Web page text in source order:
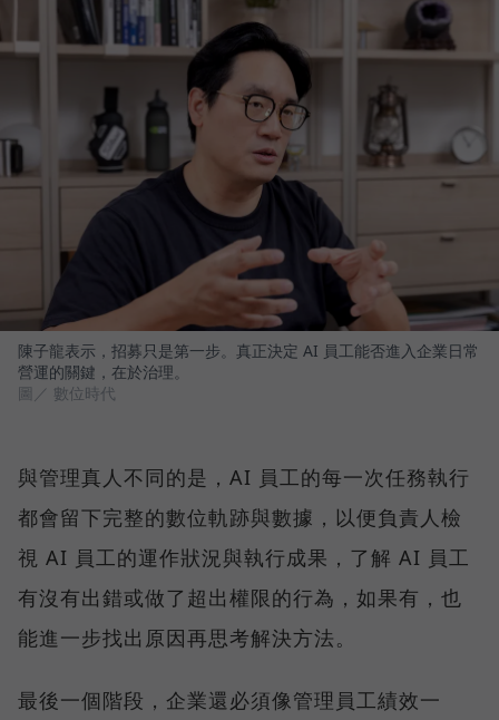
陳子龍表示，招募只是第一步。真正決定 AI 員工能否進入企業日常
營運的關鍵，在於治理。
圖／ 數位時代
與管理真人不同的是，AI 員工的每一次任務執行
都會留下完整的數位軌跡與數據，以便負責人檢
視 AI 員工的運作狀況與執行成果，了解 AI 員工
有沒有出錯或做了超出權限的行為，如果有，也
能進一步找出原因再思考解決方法。
最後一個階段，企業還必須像管理員工績效一